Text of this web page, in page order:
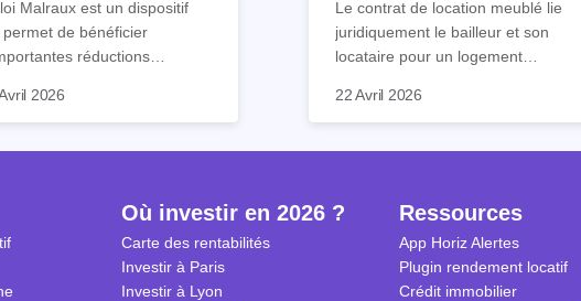
Malraux est un dispositif
permet de bénéficier
réductions
Elle concerne les
destinés à la location.
démarches effectuer
en bénéficier ? Suivez notre
complet !
2026
Le contrat de location meublé lie
juridiquement le bailleur et son
locataire pour un logement
de nombreuses clauses que
Nous vous expliquons dans ce
le contrat de location meublé en
2026.
22 Avril 2026
Où investir en 2026 ?
Carte des rentabilités
Investir à Paris
Investir à Lyon
Ressources
App Horiz Alertes
Plugin rendement locatif
Crédit immobilier